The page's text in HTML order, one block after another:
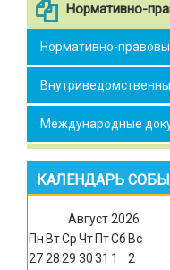
Нормативно-
Нормативно-
Международные
КАЛЕНДАРЬ
Август2026
Пн ВтСрЧт ПтСб Вс
272829 3031 1
2